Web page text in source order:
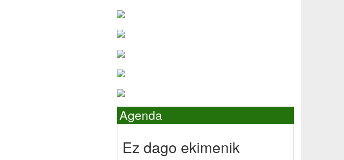
Agenda
Ez dago ekimenik